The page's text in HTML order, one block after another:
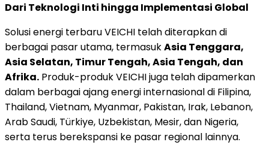
Dari Teknologi Inti hingga Implementasi Global
Solusi energi terbaru VEICHI telah diterapkan di
berbagai pasar utama, termasukAsia Tenggara,
Asia Selatan, Timur Tengah, Asia Tengah, dan
Afrika. Produk-produk VEICHI juga telah dipamerkan
dalam berbagai ajang energi internasional di Filipina,
Thailand, Vietnam, Myanmar, Pakistan, Irak, Lebanon,
Arab Saudi, Türkiye, Uzbekistan, Mesir, dan Nigeria,
serta terus berekspansi ke pasar regional lainnya.